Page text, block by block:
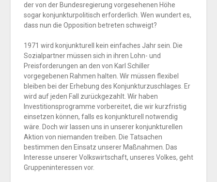
der von der Bundesregierung vorgesehenen Höhe
sogar konjunkturpolitisch erforderlich. Wen wundert es,
dass nun die Opposition betreten schweigt?
1971 wird konjunkturell kein einfaches Jahr sein. Die
Sozialpartner müssen sich in ihren Lohn- und
Preisforderungen an den von Karl Schiller
vorgegebenen Rahmen halten. Wir müssen flexibel
bleiben bei der Erhebung des Konjunkturzuschlages. Er
wird auf jeden Fall zurückgezahlt. Wir haben
Investitions­programme vorbereitet, die wir kurzfristig
einsetzen können, falls es konjunkturell notwendig
wäre. Doch wir lassen uns in unserer konjunkturellen
Aktion von niemanden treiben. Die Tatsachen
bestimmen den Einsatz unserer Maßnahmen. Das
Interesse unserer Volkswirtschaft, unseres Volkes, geht
Gruppeninteressen vor.